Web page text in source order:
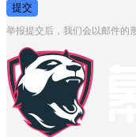
提交
举报提交后，我们会以邮件的